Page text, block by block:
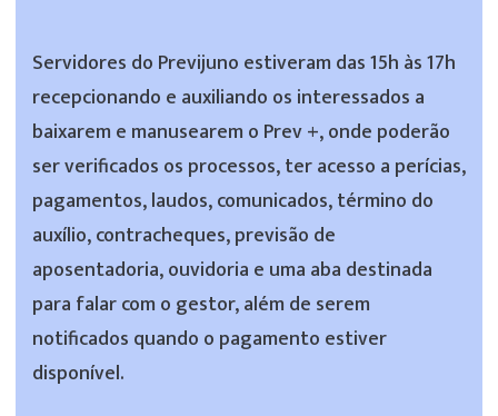
Servidores do Previjuno estiveram das 15h às 17h
recepcionando e auxiliando os interessados a
baixarem e manusearem o Prev +, onde poderão
ser verificados os processos, ter acesso a perícias,
pagamentos, laudos, comunicados, término do
auxílio, contracheques, previsão de
aposentadoria, ouvidoria e uma aba destinada
para falar com o gestor, além de serem
notificados quando o pagamento estiver
disponível.